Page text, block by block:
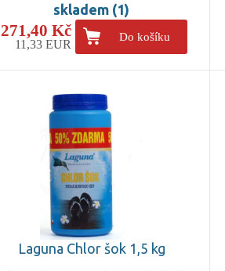
skladem (1)
271,40 Kč
11,33 EUR
Do košíku
Laguna Chlor šok 1,5 kg